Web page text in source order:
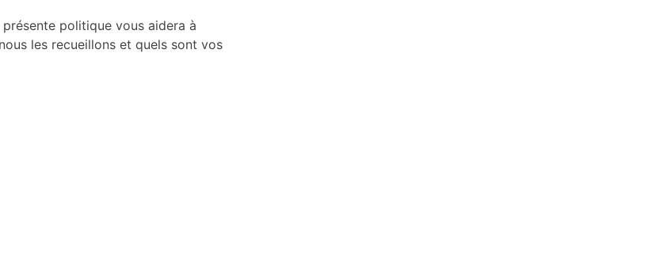
politique vous aidera à
les recueillons et quels sont vos